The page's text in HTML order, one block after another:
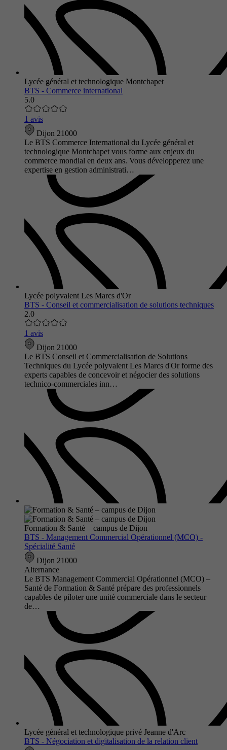
Lycée général et technologique Montchapet
BTS - Commerce international
5.0
1 avis
Dijon 21000
Le BTS Commerce International du Lycée général et
technologique Montchapet vous forme aux enjeux du
commerce mondial en deux ans. Vous développerez une
expertise en gestion administrati…
Lycée polyvalent Les Marcs d'Or
BTS - Conseil et commercialisation de solutions techniques
2.0
1 avis
Dijon 21000
Le BTS Conseil et Commercialisation de Solutions
Techniques du Lycée polyvalent Les Marcs d'Or forme des
experts capables de concevoir et négocier des solutions
technico-commerciales inn…
Formation & Santé – campus de Dijon
BTS - Management Commercial Opérationnel (MCO) -
Spécialité Santé
Dijon 21000
Alternance
Le BTS Management Commercial Opérationnel (MCO) –
Santé de Formation & Santé prépare des professionnels
capables de piloter une unité commerciale dans le secteur
de…
Lycée général et technologique privé Jeanne d'Arc
BTS - Négociation et digitalisation de la relation client